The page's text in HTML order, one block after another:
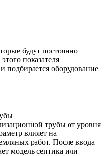
будут постоянно
показателя
подбирается оборудование
трубы от уровня
влияет на
работ. После ввода
модель септика или